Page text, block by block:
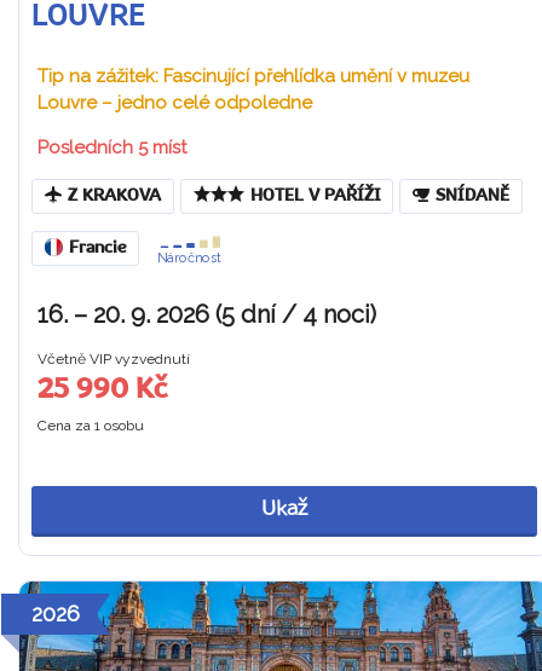
LOUVRE
Tip na zážitek: Fascinující přehlídka umění v muzeu
Louvre – jedno celé odpoledne
Posledních 5 míst
Z KRAKOVA HOTEL V PAŘÍŽI SNÍDANĚ
Francie
Náročnost
16. – 20. 9. 2026 (5 dní / 4 noci)
Včetně VIP vyzvednutí
25 990 Kč
Cena za 1 osobu
Ukaž
2026